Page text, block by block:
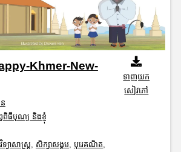
Khmer-New-
ព្ធពិធីបុណ្យ និងខ្ញុំ
វិទ្យាសាស្រ្ត សិក្សាសង្គម, បុរេគណិត
ទាញយក
សៀវភៅ